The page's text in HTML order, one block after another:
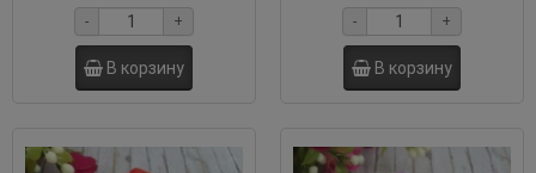
- +
В корзину
- +
В корзину